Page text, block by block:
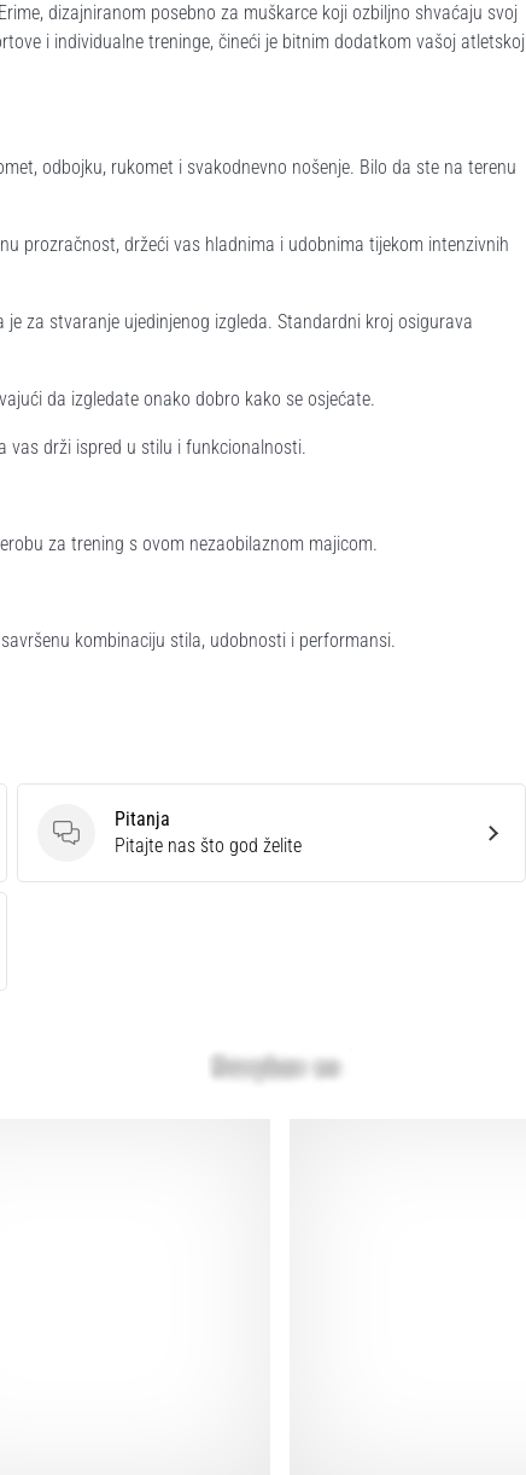
dizajniranom posebno za muškarce koji ozbiljno shvaćaju svoj
i individualne treninge, čineći je bitnim dodatkom vašoj atletskoj
odbojku, rukomet i svakodnevno nošenje. Bilo da ste na terenu
prozračnost, držeći vas hladnima i udobnima tijekom intenzivnih
za stvaranje ujedinjenog izgleda. Standardni kroj osigurava
da izgledate onako dobro kako se osjećate.
vas drži ispred u stilu i funkcionalnosti.
za trening s ovom nezaobilaznom majicom.
kombinaciju stila, udobnosti i performansi.
Pitanja
Pitanja
Pitajte nas što god želite